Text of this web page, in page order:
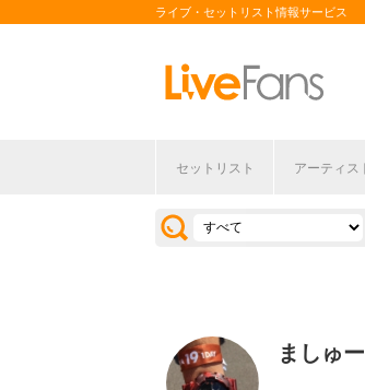
ライブ・セットリスト情報サービス
セットリスト アーティス
ましゅー